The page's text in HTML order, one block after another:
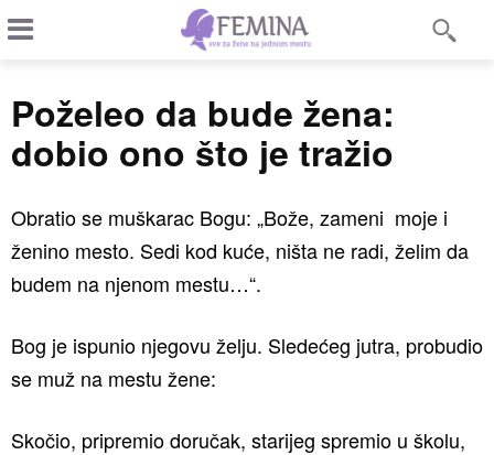
Poželeo da bude žena:
dobio ono što je tražio
Obratio se muškarac Bogu: „Bože, zameni moje i
ženino mesto. Sedi kod kuće, ništa ne radi, želim da
budem na njenom mestu…“.
Bog je ispunio njegovu želju. Sledećeg jutra, probudio
se muž na mestu žene:
Skočio, pripremio doručak, starijeg spremio u školu,